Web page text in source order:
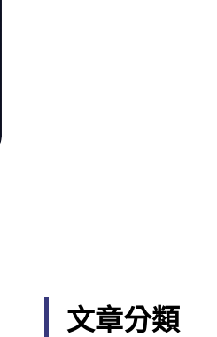
文章分類